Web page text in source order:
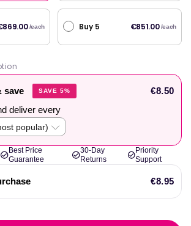
/each Buy 5 €851.00 /each
save SAVE 5%
€8.50
deliver every
Best Price
Guarantee
30-Day
Returns
Priority
Support
€8.95